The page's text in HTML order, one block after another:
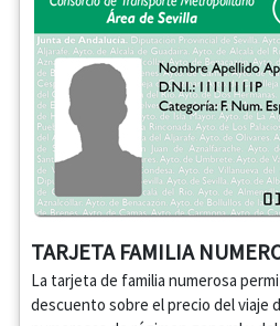
TARJETA FAMILIA
La tarjeta de familia numerosa
descuento sobre el precio del viaje